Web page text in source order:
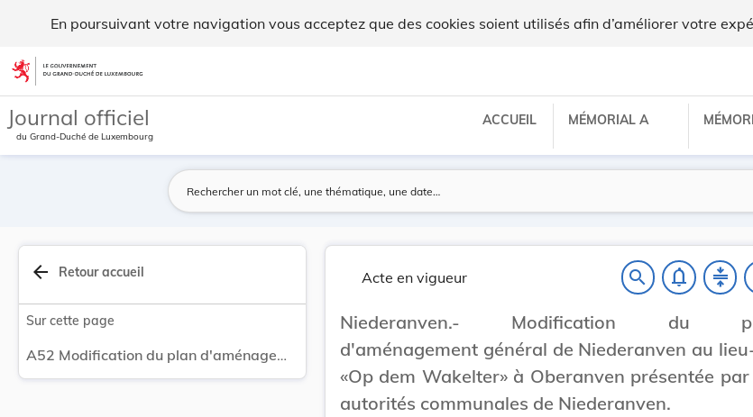
En poursuivant votre navigation vous acceptez que des cookies soient utilisés afin d’améliorer votre
Aller au contenu
Journal officiel
du Grand-Duché de Luxembourg
ACCUEIL MÉMORIAL A
arrow_back Retour accueil
Sur cette page
A52 Modification du plan d'aménagement général de Niederanven au lieu-dit «Op dem Wakelter» à Oberanven présentée par les autorités communales de Niederanven.
Acte en vigueur search notifications_none compress
Niederanven.- Modification du
d'aménagement général de Niederanven au
«Op dem Wakelter» à Oberanven présentée par
autorités communales de Niederanven.